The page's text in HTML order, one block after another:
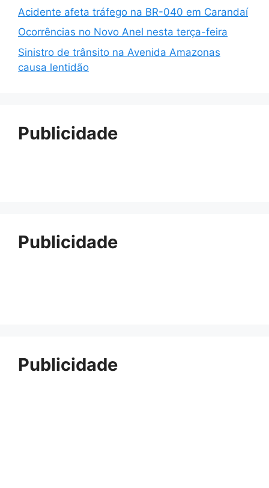
Acidente afeta tráfego na BR-040 em Carandaí
Ocorrências no Novo Anel nesta terça-feira
Sinistro de trânsito na Avenida Amazonas
causa lentidão
Publicidade
Publicidade
Publicidade